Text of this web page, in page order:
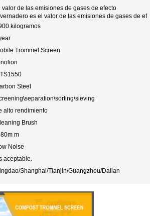
valor de las emisiones de gases de efecto
es el valor de las emisiones de gases de ef
kilogramos
Trommel Screen
Steel
alto rendimiento
Brush
m
Noise
aceptable.
Shanghai/Tianjin/Guangzhou/Dalian